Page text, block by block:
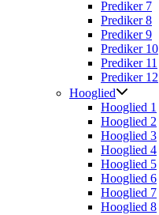
Prediker 7
Prediker 8
Prediker 9
Prediker 10
Prediker 11
Prediker 12
Hooglied
Hooglied 1
Hooglied 2
Hooglied 3
Hooglied 4
Hooglied 5
Hooglied 6
Hooglied 7
Hooglied 8